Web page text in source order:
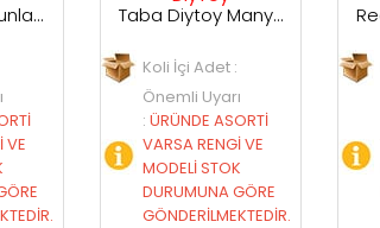
Taba Diytoy Manyetik Zeka Oyunu Tangram
İçi Adet :
Uyarı
ASORTİ
RENGİ VE
STOK
GÖRE
Redka Akıl Oyunları Solo Test
Koli İçi Adet :
Önemli Uyarı
:ÜRÜNDE ASORTİ
VARSA RENGİ VE
MODELİ STOK
DURUMUNA GÖRE
GÖNDERİLMEKTEDİR.